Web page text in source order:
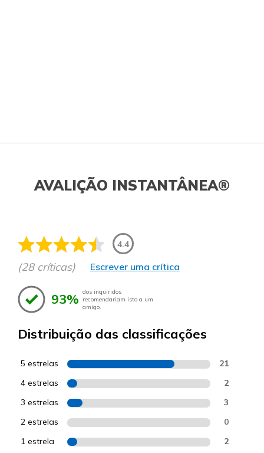
AVALIÇÃO INSTANTÂNEA®
4.4
(28 críticas) Escrever uma crítica
93% dos inquiridos
recomendariam isto a um
amigo.
Distribuição das classificações
5 estrelas 21
4 estrelas 2
3 estrelas 3
2 estrelas 0
1 estrela 2